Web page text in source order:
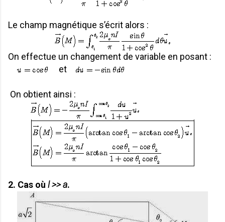
Le champ magnétique s’écrit alors :
On effectue un changement de variable en posant :
et
On obtient ainsi :
2. Cas où l >> a.